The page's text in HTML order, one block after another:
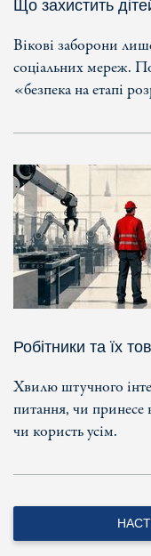
Що захистить
Вікові заборони
соціальних мереж.
«безпека на етапі
Робітники та їх
Хвилю штучного
питання, чи принесе
чи користь усім.